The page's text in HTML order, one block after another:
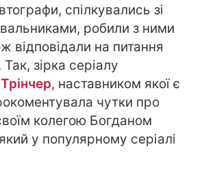
спілкувались зі
робили з ними
відповідали на питання
зірка серіалу
, наставником якої є
чутки про
колегою Богданом
у популярному серіалі